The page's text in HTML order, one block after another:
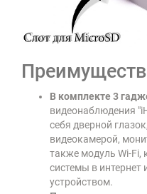
В комплекте 3
видеонаблюдения
себя дверной
видеокамерой,
также модуль Wi-Fi,
системы в интернет
устройством.